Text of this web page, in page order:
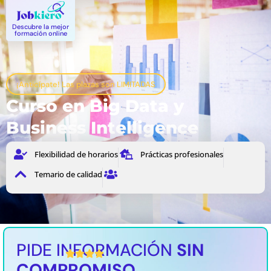
Descubre la mejor
formación online
¡Anticípate! Las plazas son LIMITADAS
Curso en Big Data y
Business Intelligence
Flexibilidad de horarios
Prácticas profesionales
Temario de calidad
PIDE INFORMACIÓN SIN
4,8 / 36 valoración media